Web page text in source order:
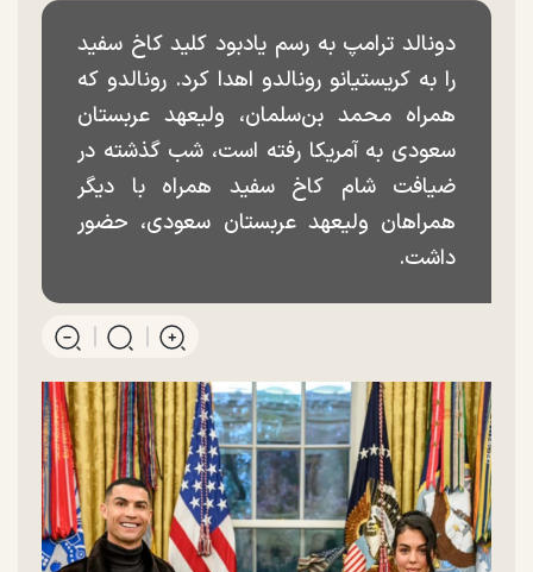
دونالد ترامپ به رسم یادبود کلید کاخ سفید
را به کریستیانو رونالدو اهدا کرد. رونالدو که
همراه محمد بن‌سلمان، ولیعهد عربستان
سعودی به آمریکا رفته است، شب گذشته در
ضیافت شام کاخ سفید همراه با دیگر
همراهان ولیعهد عربستان سعودی، حضور
داشت.